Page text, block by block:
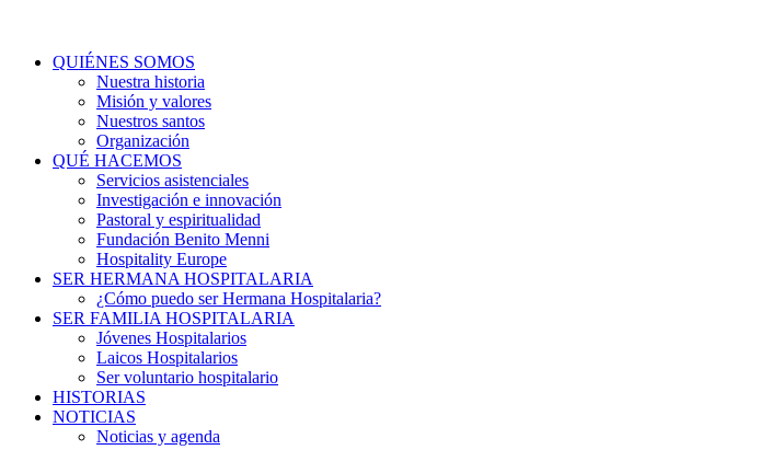
QUIÉNES SOMOS
Nuestra historia
Misión y valores
Nuestros santos
Organización
QUÉ HACEMOS
Servicios asistenciales
Investigación e innovación
Pastoral y espiritualidad
Fundación Benito Menni
Hospitality Europe
SER HERMANA HOSPITALARIA
¿Cómo puedo ser Hermana Hospitalaria?
SER FAMILIA HOSPITALARIA
Jóvenes Hospitalarios
Laicos Hospitalarios
Ser voluntario hospitalario
HISTORIAS
NOTICIAS
Noticias y agenda